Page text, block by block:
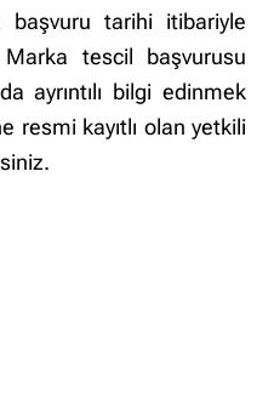
başvuru tarihi itibariyle
Marka tescil başvurusu
ayrıntılı bilgi edinmek
resmi kayıtlı olan yetkili